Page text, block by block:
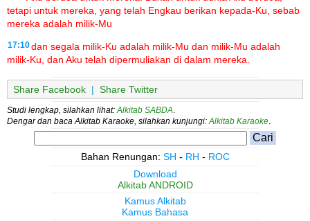
tetapi untuk mereka, yang telah Engkau berikan kepada-Ku, sebab
mereka adalah milik-Mu
17:10dan segala milik-Ku adalah milik-Mu dan milik-Mu adalah
milik-Ku, dan Aku telah dipermuliakan di dalam mereka.
Share Facebook | Share Twitter
Studi lengkap, silahkan lihat: Alkitab SABDA
Dengar dan baca Alkitab Karaoke, silahkan kunjungi: Alkitab Karaoke
Bahan Renungan: SH - RH - ROC
Download
Alkitab ANDROID
Kamus Alkitab
Kamus Bahasa